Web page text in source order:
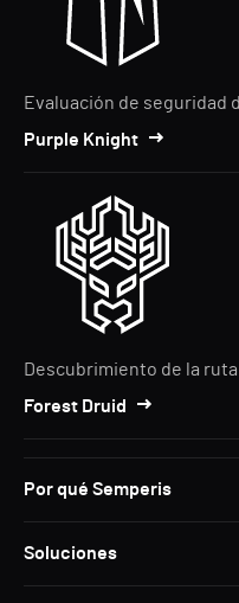
Evaluación de seguridad
Purple Knight
Descubrimiento de la
Forest Druid
Por qué Semperis
Soluciones